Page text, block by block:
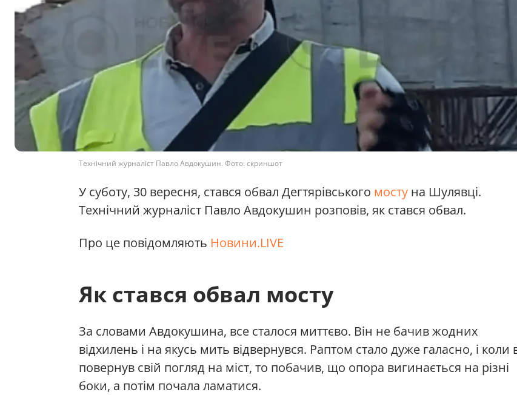
Технічний журналіст Павло Авдокушин. Фото: скриншот
У суботу, 30 вересня, стався обвал Дегтярівського мосту на Шулявці.
Технічний журналіст Павло Авдокушин розповів, як стався обвал.
Про це повідомляють Новини.LIVE
Як стався обвал мосту
За словами Авдокушина, все сталося миттєво. Він не бачив жодних
відхилень і на якусь мить відвернувся. Раптом стало дуже галасно, і коли
повернув свій погляд на міст, то побачив, що опора вигинається на різні
боки, а потім почала ламатися.